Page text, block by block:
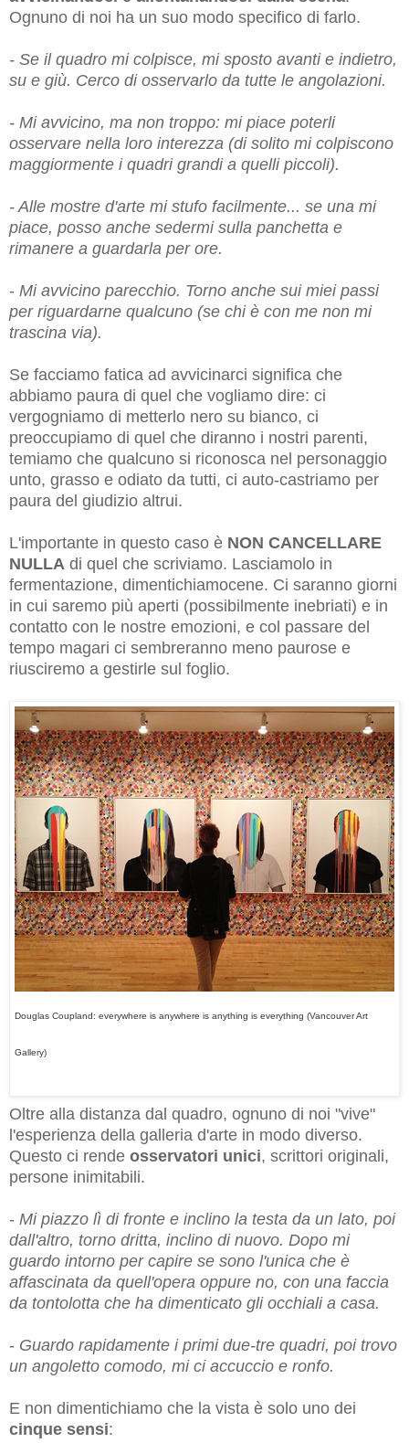
Ognuno di noi ha un suo modo specifico di farlo.
- Se il quadro mi colpisce, mi sposto avanti e indietro,
su e giù. Cerco di osservarlo da tutte le angolazioni.
- Mi avvicino, ma non troppo: mi piace poterli
osservare nella loro interezza (di solito mi colpiscono
maggiormente i quadri grandi a quelli piccoli).
- Alle mostre d'arte mi stufo facilmente... se una mi
piace, posso anche sedermi sulla panchetta e
rimanere a guardarla per ore.
- Mi avvicino parecchio. Torno anche sui miei passi
per riguardarne qualcuno (se chi è con me non mi
trascina via).
Se facciamo fatica ad avvicinarci significa che
abbiamo paura di quel che vogliamo dire: ci
vergogniamo di metterlo nero su bianco, ci
preoccupiamo di quel che diranno i nostri parenti,
temiamo che qualcuno si riconosca nel personaggio
unto, grasso e odiato da tutti, ci auto-castriamo per
paura del giudizio altrui.
L'importante in questo caso è NON CANCELLARE
NULLA di quel che scriviamo. Lasciamolo in
fermentazione, dimentichiamocene. Ci saranno giorni
in cui saremo più aperti (possibilmente inebriati) e in
contatto con le nostre emozioni, e col passare del
tempo magari ci sembreranno meno paurose e
riusciremo a gestirle sul foglio.
Douglas Coupland: everywhere is anywhere is anything is everything (Vancouver Art
Gallery)
Oltre alla distanza dal quadro, ognuno di noi "vive"
l'esperienza della galleria d'arte in modo diverso.
Questo ci rende osservatori unici, scrittori originali,
persone inimitabili.
- Mi piazzo lì di fronte e inclino la testa da un lato, poi
dall'altro, torno dritta, inclino di nuovo. Dopo mi
guardo intorno per capire se sono l'unica che è
affascinata da quell'opera oppure no, con una faccia
da tontolotta che ha dimenticato gli occhiali a casa.
- Guardo rapidamente i primi due-tre quadri, poi trovo
un angoletto comodo, mi ci accuccio e ronfo.
E non dimentichiamo che la vista è solo uno dei
cinque sensi: